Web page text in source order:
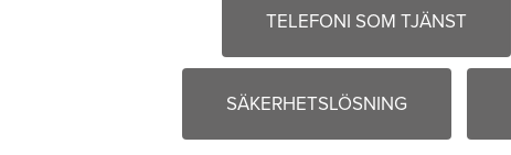
TELEFONI SOM TJÄNST
SÄKERHETSLÖSNING